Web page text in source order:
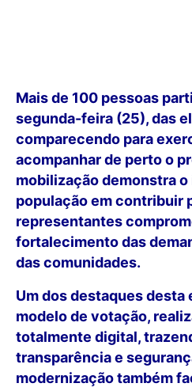
Mais de 100 pessoas
segunda-feira (25), das
comparecendo para
acompanhar de perto o
mobilização demonstra
população em contribuir
representantes
fortalecimento das
das comunidades.
Um dos destaques desta
modelo de votação,
totalmente digital,
transparência e
modernização também